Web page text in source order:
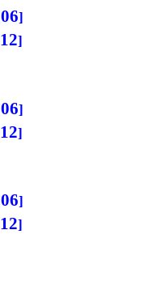
06
12
06
12
06
12